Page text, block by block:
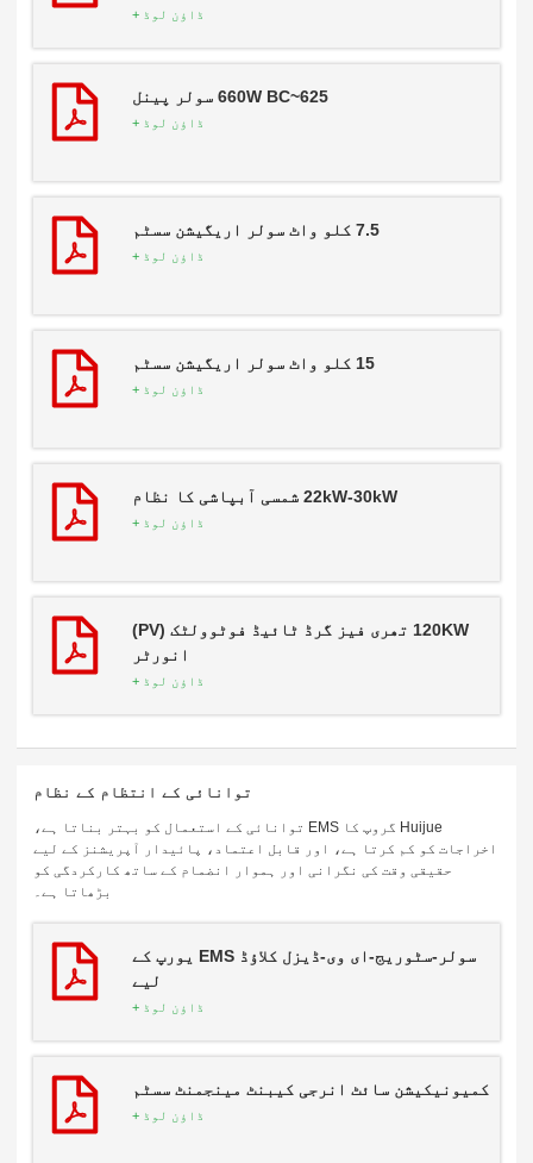
ڈاؤن لوڈ +
625~660W BC سولر پینل
ڈاؤن لوڈ +
7.5 کلو واٹ سولر اریگیشن سسٹم
ڈاؤن لوڈ +
15 کلو واٹ سولر اریگیشن سسٹم
ڈاؤن لوڈ +
22kW-30kW شمسی آبپاشی کا نظام
ڈاؤن لوڈ +
120KW تھری فیز گرڈ ٹائیڈ فوٹوولٹک (PV)
انورٹر
ڈاؤن لوڈ +
توانائی کے انتظام کے نظام
Huijue گروپ کا EMS توانائی کے استعمال کو بہتر بناتا ہے،
اخراجات کو کم کرتا ہے، اور قابل اعتماد، پائیدار آپریشنز کے لیے
حقیقی وقت کی نگرانی اور ہموار انضمام کے ساتھ کارکردگی کو
بڑھاتا ہے۔
سولر-سٹوریج-ای وی-ڈیزل کلاؤڈ EMS یورپ کے
لیے
ڈاؤن لوڈ +
کمیونیکیشن سائٹ انرجی کیبنٹ مینجمنٹ سسٹم
ڈاؤن لوڈ +